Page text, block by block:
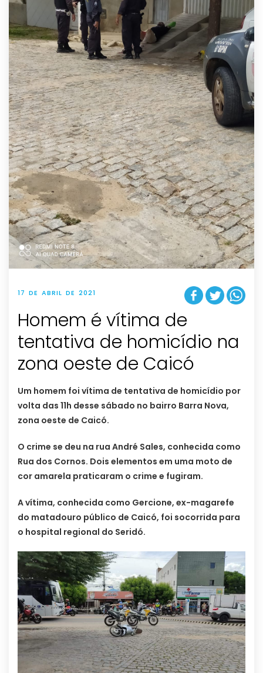
17 DE ABRIL DE 2021
Homem é vítima de
tentativa de homicídio na
zona oeste de Caicó
Um homem foi vítima de tentativa de homicídio por
volta das 11h desse sábado no bairro Barra Nova,
zona oeste de Caicó.
O crime se deu na rua André Sales, conhecida como
Rua dos Cornos. Dois elementos em uma moto de
cor amarela praticaram o crime e fugiram.
A vítima, conhecida como Gercione, ex-magarefe
do matadouro público de Caicó, foi socorrida para
o hospital regional do Seridó.